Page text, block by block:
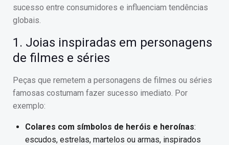
sucesso entre consumidores e influenciam tendências
globais.
1. Joias inspiradas em personagens
de filmes e séries
Peças que remetem a personagens de filmes ou séries
famosas costumam fazer sucesso imediato. Por
exemplo:
Colares com símbolos de heróis e heroínas:
escudos, estrelas, martelos ou armas, inspirados